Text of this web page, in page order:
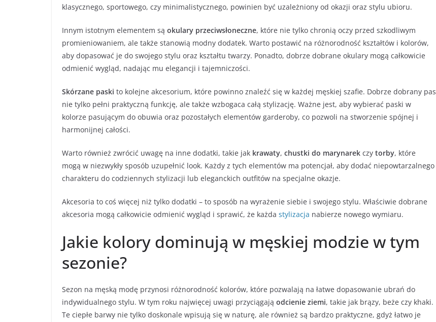
klasycznego, sportowego, czy minimalistycznego, powinien być uzależniony od okazji oraz stylu ubioru.
Innym istotnym elementem są okulary przeciwsłoneczne, które nie tylko chronią oczy przed szkodliwym
promieniowaniem, ale także stanowią modny dodatek. Warto postawić na różnorodność kształtów i kolorów,
aby dopasować je do swojego stylu oraz kształtu twarzy. Ponadto, dobrze dobrane okulary mogą całkowicie
odmienić wygląd, nadając mu elegancji i tajemniczości.
Skórzane paski to kolejne akcesorium, które powinno znaleźć się w każdej męskiej szafie. Dobrze dobrany pas
nie tylko pełni praktyczną funkcję, ale także wzbogaca całą stylizację. Ważne jest, aby wybierać paski w
kolorze pasującym do obuwia oraz pozostałych elementów garderoby, co pozwoli na stworzenie spójnej i
harmonijnej całości.
Warto również zwrócić uwagę na inne dodatki, takie jak krawaty, chustki do marynarek czy torby, które
mogą w niezwykły sposób uzupełnić look. Każdy z tych elementów ma potencjał, aby dodać niepowtarzalnego
charakteru do codziennych stylizacji lub eleganckich outfitów na specjalne okazje.
Akcesoria to coś więcej niż tylko dodatki – to sposób na wyrażenie siebie i swojego stylu. Właściwie dobrane
akcesoria mogą całkowicie odmienić wygląd i sprawić, że każda stylizacja nabierze nowego wymiaru.
Jakie kolory dominują w męskiej modzie w tym
sezonie?
Sezon na męską modę przynosi różnorodność kolorów, które pozwalają na łatwe dopasowanie ubrań do
indywidualnego stylu. W tym roku najwięcej uwagi przyciągają odcienie ziemi, takie jak brązy, beże czy khaki.
Te ciepłe barwy nie tylko doskonale wpisują się w naturę, ale również są bardzo praktyczne, gdyż łatwo je